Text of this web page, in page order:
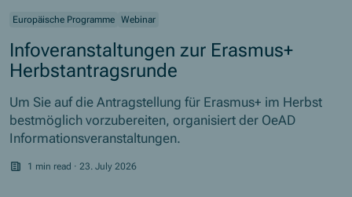
Europäische Programme Webinar
Infoveranstaltungen zur Erasmus+
Herbstantragsrunde
Um Sie auf die Antragstellung für Erasmus+ im Herbst
bestmöglich vorzubereiten, organisiert der OeAD
Informationsveranstaltungen.
1 min read · 23. July 2026